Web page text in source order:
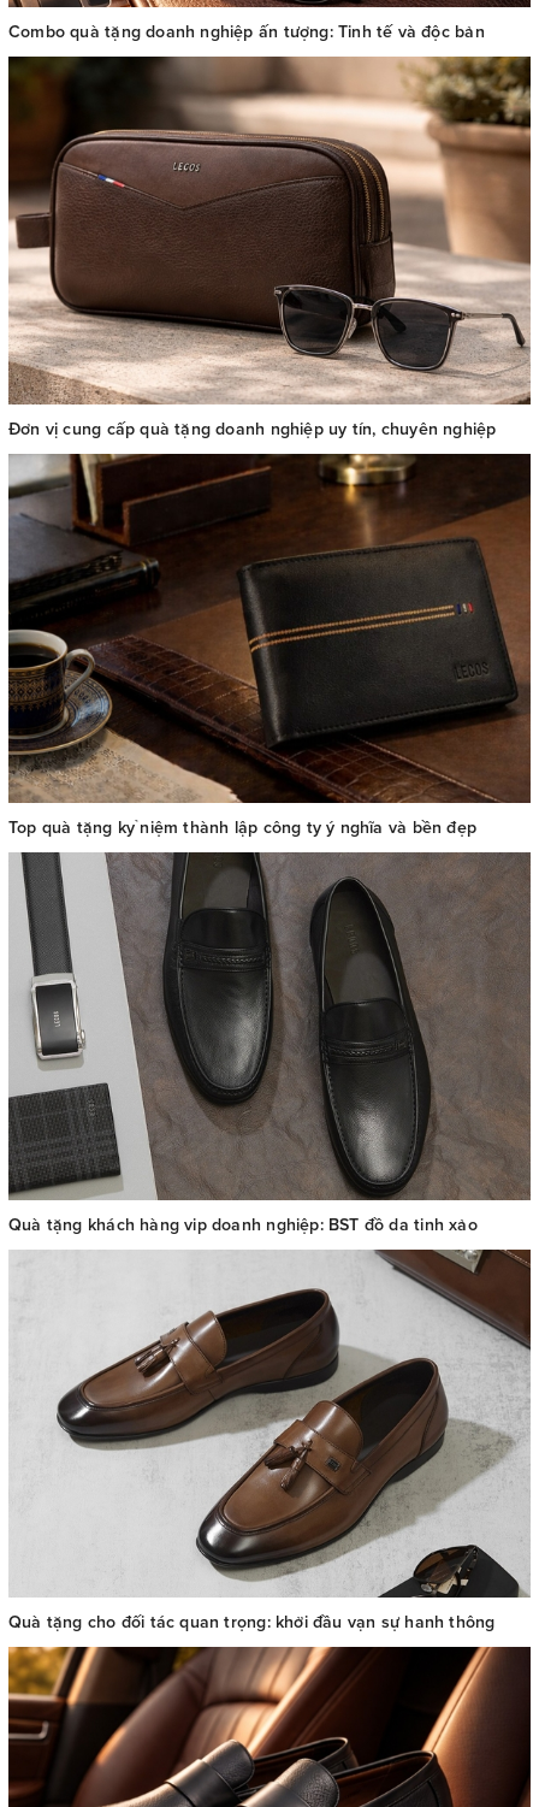
Combo quà tặng doanh nghiệp ấn tượng: Tinh tế và độc bản
Đơn vị cung cấp quà tặng doanh nghiệp uy tín, chuyên nghiệp
Top quà tặng kỷ niệm thành lập công ty ý nghĩa và bền đẹp
Quà tặng khách hàng vip doanh nghiệp: BST đồ da tinh xảo
Quà tặng cho đối tác quan trọng: khởi đầu vạn sự hanh thông